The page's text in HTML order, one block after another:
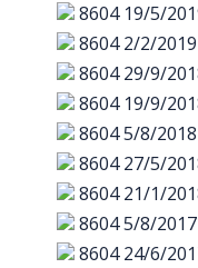
8604 19/5/
8604 2/2/2019
8604 29/9/
8604 19/9/
86045/8/2018
8604 27/5/
8604 21/1/
86045/8/2017
8604 24/6/